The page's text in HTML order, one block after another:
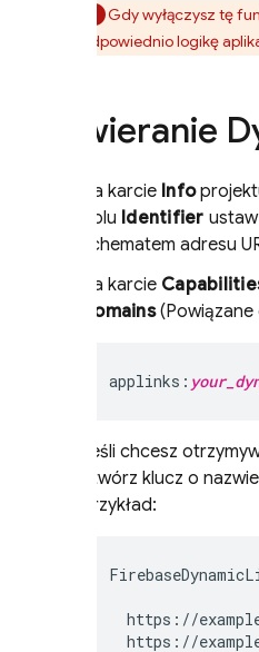
Gdy wyłączysz tę
odpowiednio logikę
Otwieranie
Na karcie Info
polu Identifier
schematem adresu
Na karcie
Domains(Powiązane
applinks:
Jeśli chcesz
utwórz klucz o nazwie
Przykład:
https://
https://